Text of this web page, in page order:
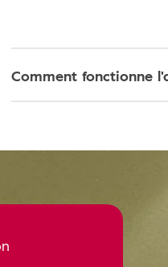
Comment fonctionne